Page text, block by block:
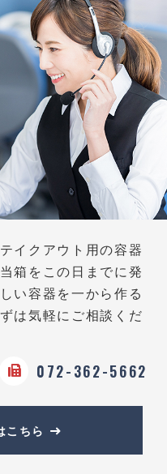
イクアウト用の容器
箱をこの日までに発
しい容器を一から作る
は気軽にご相談くだ
072-362-5662
こちら